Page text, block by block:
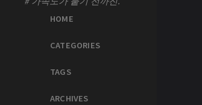
HOME
CATEGORIES
TAGS
ARCHIVES